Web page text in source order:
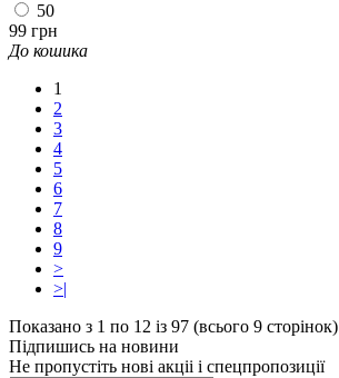
50
99 грн
До кошика
1
2
3
4
5
6
7
8
9
>
>|
Показано з 1 по 12 із 97 (всього 9 сторінок)
Підпишись на новини
Не пропустіть нові акціі і спецпропозиції